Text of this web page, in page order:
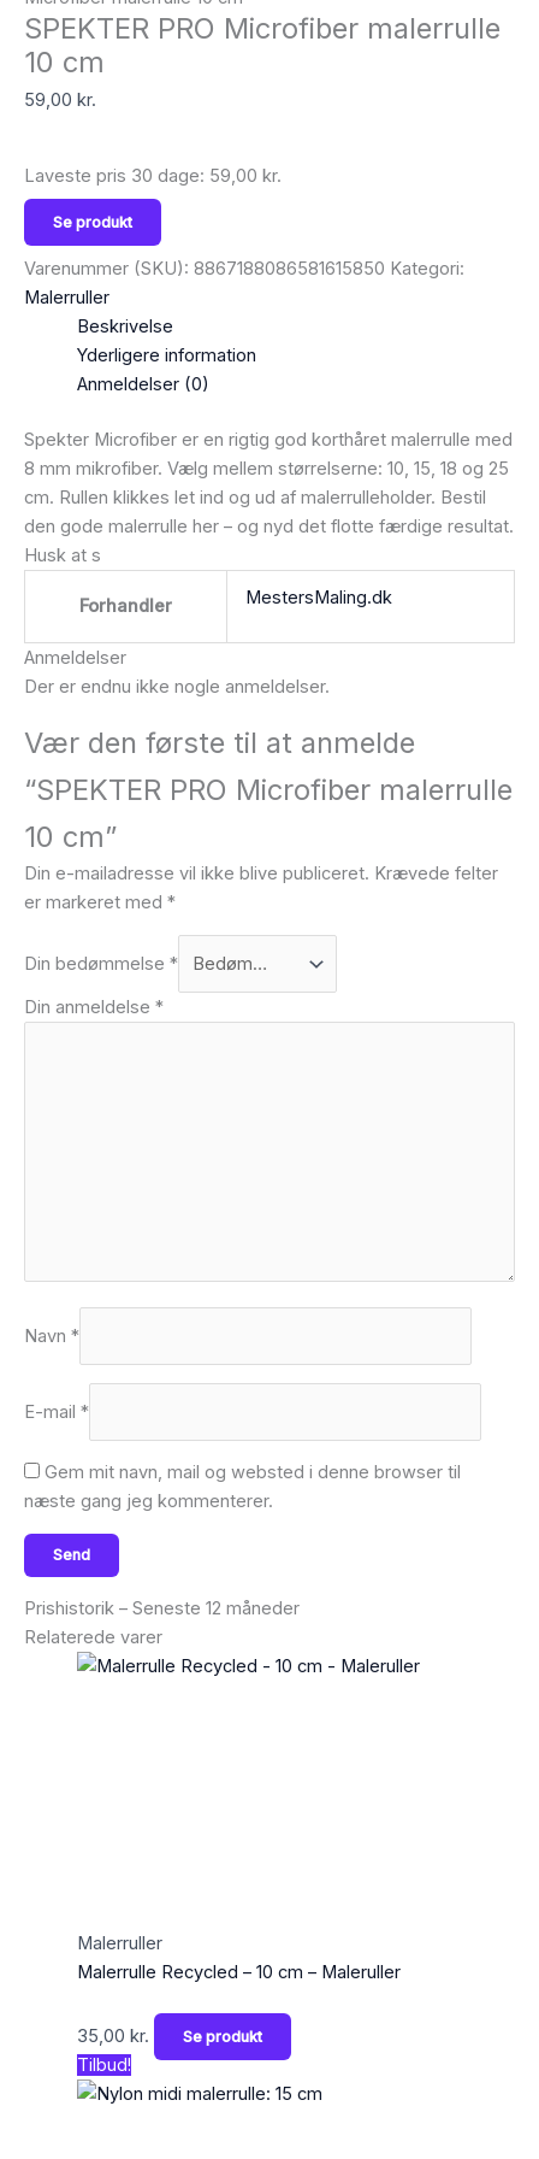
SPEKTER PRO Microfiber malerrulle
10 cm
59,00 kr.
Laveste pris 30 dage: 59,00 kr.
Se produkt
Varenummer (SKU): 8867188086581615850 Kategori:
Malerruller
Beskrivelse
Yderligere information
Anmeldelser (0)
Spekter Microfiber er en rigtig god korthåret malerrulle med
8 mm mikrofiber. Vælg mellem størrelserne: 10, 15, 18 og 25
cm. Rullen klikkes let ind og ud af malerrulleholder. Bestil
den gode malerrulle her – og nyd det flotte færdige resultat.
Husk at s
Forhandler MestersMaling.dk
Anmeldelser
Der er endnu ikke nogle anmeldelser.
Vær den første til at anmelde
“SPEKTER PRO Microfiber malerrulle
10 cm”
Din e-mailadresse vil ikke blive publiceret. Krævede felter
er markeret med *
Din bedømmelse *
Din anmeldelse *
Navn *
E-mail *
Gem mit navn, mail og websted i denne browser til
næste gang jeg kommenterer.
Prishistorik – Seneste 12 måneder
Relaterede varer
Malerruller
Malerrulle Recycled – 10 cm – Maleruller
35,00 kr. Se produkt
Tilbud!